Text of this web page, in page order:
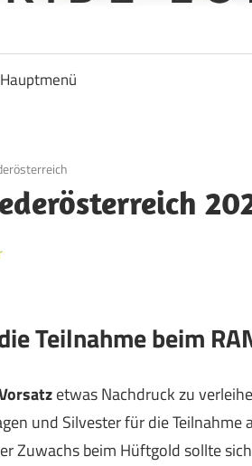
Teilnahme beim
etwas Nachdruck zu
und Silvester für die Teilnahme
Zuwachs beim Hüftgold sollte